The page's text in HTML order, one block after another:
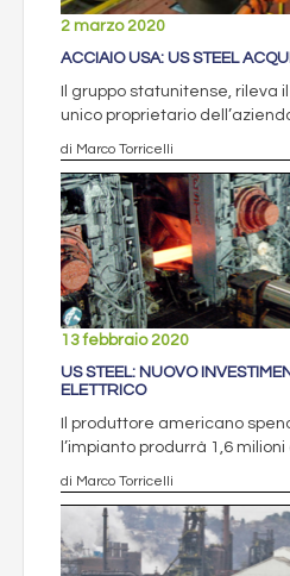
2 marzo 2020
ACCIAIO USA: US STEEL
Il gruppo statunitense, rileva
unico proprietario
di Marco Torricelli
13 febbraio 2020
US STEEL: NUOVO
ELETTRICO
Il produttore americano
l’impianto produrrà 1,6
di Marco Torricelli